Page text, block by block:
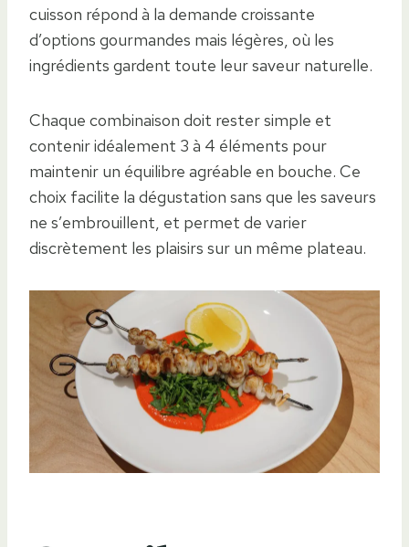
cuisson répond à la demande croissante
d’options gourmandes mais légères, où les
ingrédients gardent toute leur saveur naturelle.
Chaque combinaison doit rester simple et
contenir idéalement 3 à 4 éléments pour
maintenir un équilibre agréable en bouche. Ce
choix facilite la dégustation sans que les saveurs
ne s’embrouillent, et permet de varier
discrètement les plaisirs sur un même plateau.